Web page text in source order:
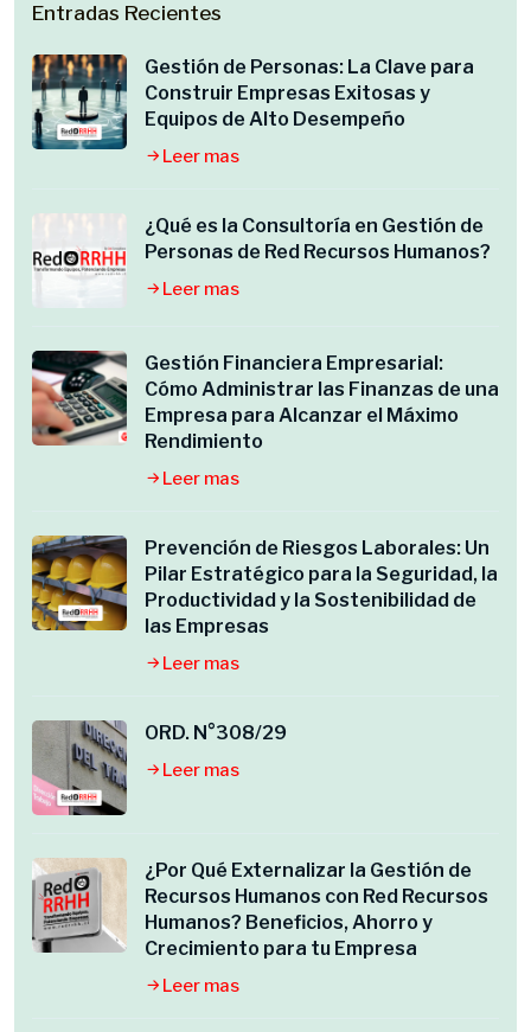
Entradas Recientes
Gestión de Personas: La Clave para
Construir Empresas Exitosas y
Equipos de Alto Desempeño
Leer mas
¿Qué es la Consultoría en Gestión de
Personas de Red Recursos Humanos?
Leer mas
Gestión Financiera Empresarial:
Cómo Administrar las Finanzas de una
Empresa para Alcanzar el Máximo
Rendimiento
Leer mas
Prevención de Riesgos Laborales: Un
Pilar Estratégico para la Seguridad, la
Productividad y la Sostenibilidad de
las Empresas
Leer mas
ORD. N°308/29
Leer mas
¿Por Qué Externalizar la Gestión de
Recursos Humanos con Red Recursos
Humanos? Beneficios, Ahorro y
Crecimiento para tu Empresa
Leer mas